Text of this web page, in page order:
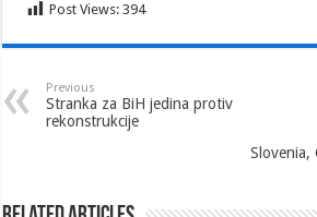
Post Views: 394
Previous
Stranka za BiH jedina protiv
rekonstrukcije
Slovenia,